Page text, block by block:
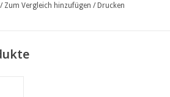
/ Zum Vergleich hinzufügen / Drucken